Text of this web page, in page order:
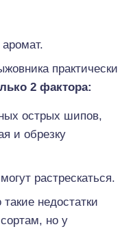
практически
2 фактора:
острых шипов,
и обрезку
растрескаться.
недостатки
но у